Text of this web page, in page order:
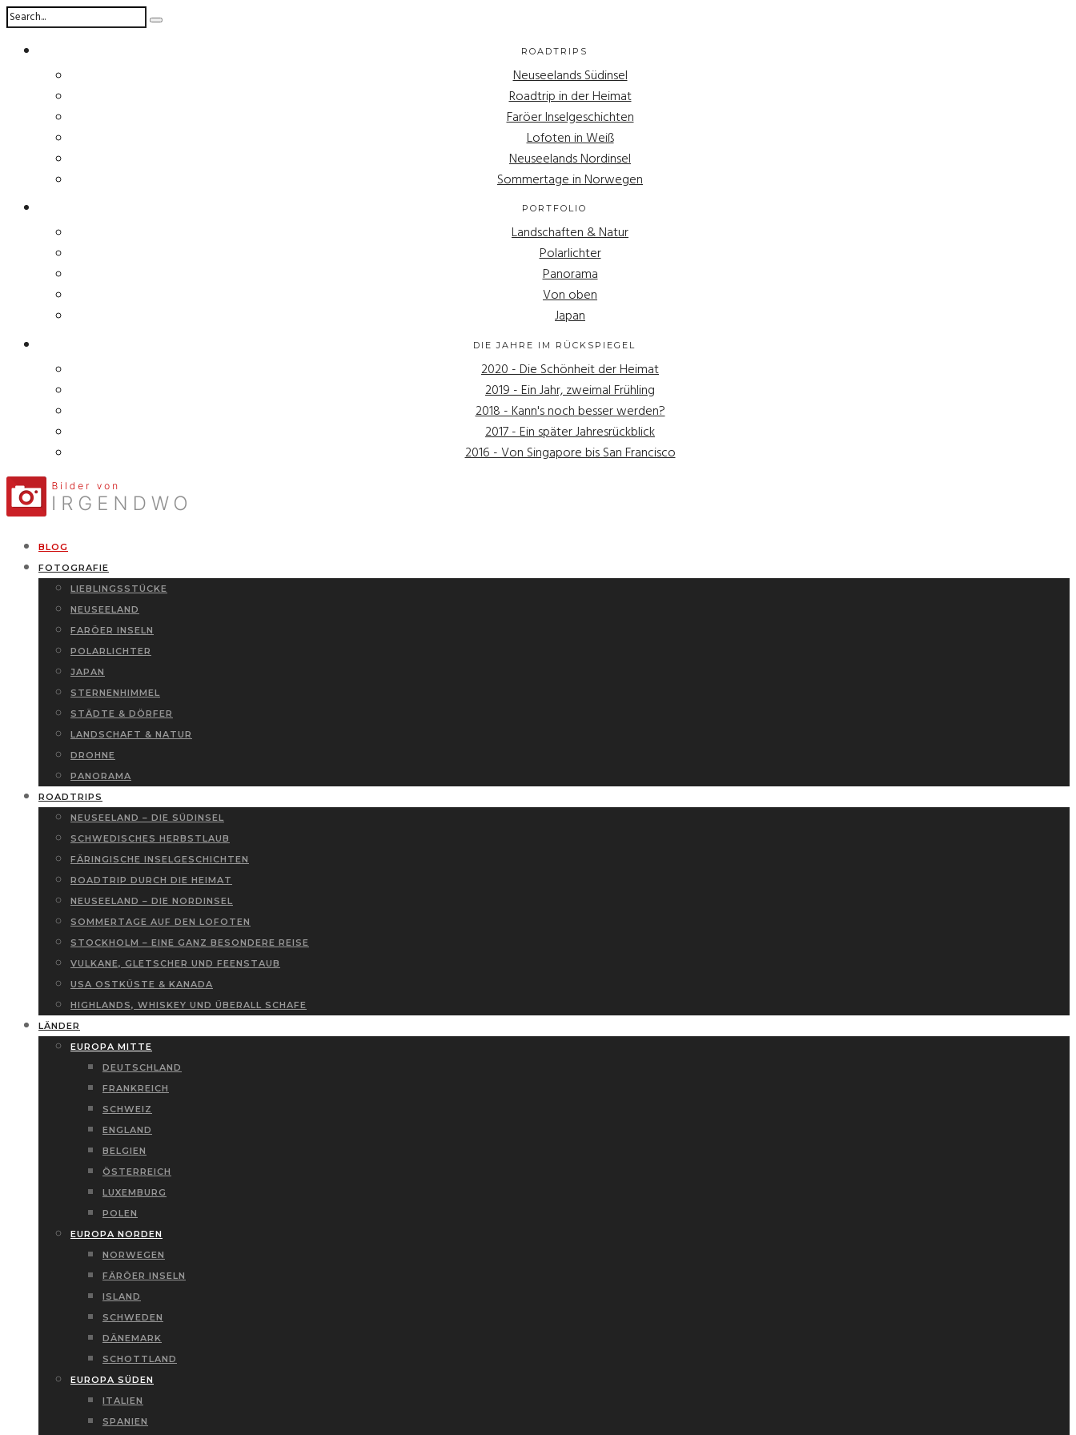
ROADTRIPS
Neuseelands Südinsel
Roadtrip in der Heimat
Faröer Inselgeschichten
Lofoten in Weiß
Neuseelands Nordinsel
Sommertage in Norwegen
PORTFOLIO
Landschaften & Natur
Polarlichter
Panorama
Von oben
Japan
DIE JAHRE IM RÜCKSPIEGEL
2020 - Die Schönheit der Heimat
2019 - Ein Jahr, zweimal Frühling
2018 - Kann's noch besser werden?
2017 - Ein später Jahresrückblick
2016 - Von Singapore bis San Francisco
BLOG
FOTOGRAFIE
LIEBLINGSSTÜCKE
NEUSEELAND
FARÖER INSELN
POLARLICHTER
JAPAN
STERNENHIMMEL
STÄDTE & DÖRFER
LANDSCHAFT & NATUR
DROHNE
PANORAMA
ROADTRIPS
NEUSEELAND – DIE SÜDINSEL
SCHWEDISCHES HERBSTLAUB
FÄRINGISCHE INSELGESCHICHTEN
ROADTRIP DURCH DIE HEIMAT
NEUSEELAND – DIE NORDINSEL
SOMMERTAGE AUF DEN LOFOTEN
STOCKHOLM – EINE GANZ BESONDERE REISE
VULKANE, GLETSCHER UND FEENSTAUB
USA OSTKÜSTE & KANADA
HIGHLANDS, WHISKEY UND ÜBERALL SCHAFE
LÄNDER
EUROPA MITTE
DEUTSCHLAND
FRANKREICH
SCHWEIZ
ENGLAND
BELGIEN
ÖSTERREICH
LUXEMBURG
POLEN
EUROPA NORDEN
NORWEGEN
FÄRÖER INSELN
ISLAND
SCHWEDEN
DÄNEMARK
SCHOTTLAND
EUROPA SÜDEN
ITALIEN
SPANIEN